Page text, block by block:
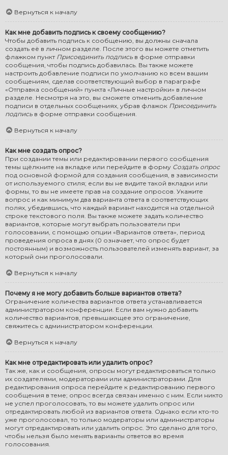
Вернуться к началу
Как мне добавить подпись к своему сообщению?
Чтобы добавить подпись к сообщению, вы должны сначала
создать её в личном разделе. После этого вы можете отметить
флажком пункт Присоединить подпись в форме отправки
сообщения, чтобы подпись добавилась. Вы также можете
настроить добавление подписи по умолчанию ко всем вашим
сообщениям, сделав соответствующий выбор в параграфе
«Отправка сообщений» пункта «Личные настройки» в личном
разделе. Несмотря на это, вы сможете отменить добавление
подписи в отдельных сообщениях, убрав флажок Присоединить
подпись в форме отправки сообщения.
Вернуться к началу
Как мне создать опрос?
При создании темы или редактировании первого сообщения
темы щёлкните на вкладке или перейдите в форму Создать опрос
под основной формой для создания сообщения, в зависимости
от используемого стиля; если вы не видите такой вкладки или
формы, то вы не имеете прав на создание опросов. Укажите
вопрос и как минимум два варианта ответа в соответствующих
полях, убедившись, что каждый вариант находится на отдельной
строке текстового поля. Вы также можете задать количество
вариантов, которые могут выбрать пользователи при
голосовании, с помощью опции «Вариантов ответа», период
проведения опроса в днях (0 означает, что опрос будет
постоянным) и возможность пользователей изменять вариант, за
который они проголосовали.
Вернуться к началу
Почему я не могу добавить больше вариантов ответа?
Ограничение количества вариантов ответа устанавливается
администратором конференции. Если вам нужно добавить
количество вариантов, превышающее это ограничение,
свяжитесь с администратором конференции.
Вернуться к началу
Как мне отредактировать или удалить опрос?
Так же, как и сообщения, опросы могут редактироваться только
их создателями, модераторами или администраторами. Для
редактирования опроса перейдите к редактированию первого
сообщения в теме; опрос всегда связан именно с ним. Если никто
не успел проголосовать, то вы можете удалить опрос или
отредактировать любой из вариантов ответа. Однако если кто-то
уже проголосовал, то только модераторы или администраторы
могут отредактировать или удалить опрос. Это сделано для того,
чтобы нельзя было менять варианты ответов во время
голосования.